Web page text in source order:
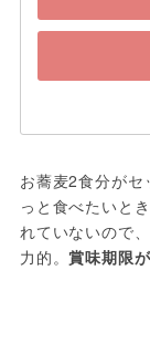
お蕎麦2食分がセ
っと食べたいと
れていないので
力的。賞味期限